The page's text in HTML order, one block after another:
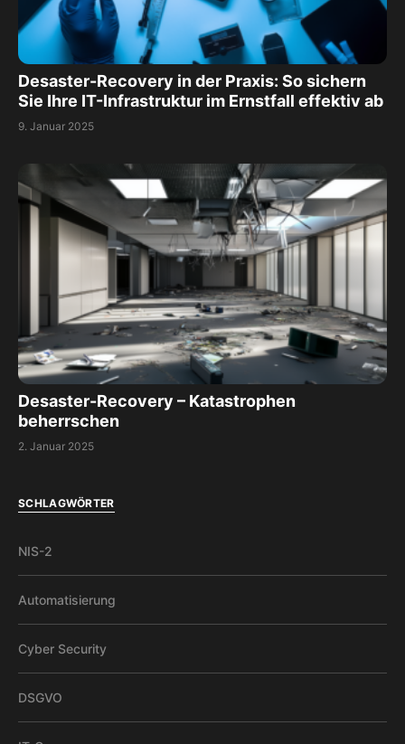
Desaster-Recovery in der Praxis: So sichern
Sie Ihre IT-Infrastruktur im Ernstfall effektiv ab
9. Januar 2025
Desaster-Recovery – Katastrophen
beherrschen
2. Januar 2025
SCHLAGWÖRTER
NIS-2
Automatisierung
Cyber Security
DSGVO